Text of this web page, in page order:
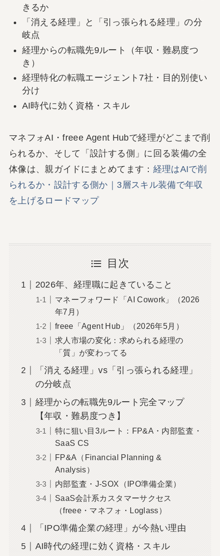
きるか
「消える経理」と「引っ張られる経理」の分
岐点
経理からの転職先9ルート（年収・難易度つ
き）
経理特化の転職エージェント7社・目的別使い
分け
AI時代に効く資格・スキル
マネフォAI・freee Agent Hubで経理がどこまで削
られるか、そして「設計する側」に回る装備の全
体像は、親ガイドにまとめてます： 経理はAIで削
られるか・設計する側か｜3層スキル装備で年収
を上げるロードマップ
目次
2026年、経理職に起きていること
マネーフォワード「AI Cowork」（2026
年7月）
freee「Agent Hub」（2026年5月）
求人市場の変化：求められる経理の
「質」が変わってる
「消える経理」vs「引っ張られる経理」
の分岐点
経理からの転職先9ルート完全マップ
【年収・難易度つき】
特に狙い目3ルート：FP&A・内部監査・
SaaS CS
FP&A（Financial Planning &
Analysis）
内部監査・J-SOX（IPO準備企業）
SaaS会計系カスタマーサクセス
（freee・マネフォ・Loglass）
「IPO準備企業の経理」が今熱い理由
AI時代の経理に効く資格・スキル